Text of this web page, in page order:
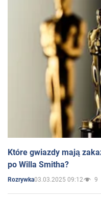
Które gwiazdy mają
po Willa Smitha?
Rozrywka03.03.2025 09:12 9